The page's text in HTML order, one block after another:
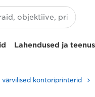
Lahendused ja
värvilised kontoriprinterid